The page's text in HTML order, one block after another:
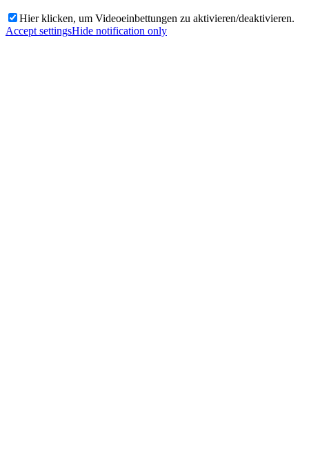
Hier klicken, um Videoeinbettungen zu aktivieren/deaktivieren.
Accept settingsHide notification only